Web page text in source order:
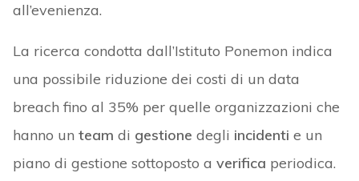
all’evenienza.
La ricerca condotta dall’Istituto Ponemon indica
una possibile riduzione dei costi di un data
breach fino al 35% per quelle organizzazioni che
hanno un team di gestione degli incidenti e un
piano di gestione sottoposto a verifica periodica.